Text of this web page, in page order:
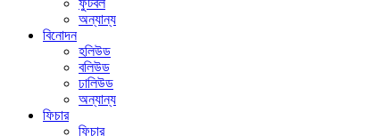
ফুটবল
অন্যান্য
বিনোদন
হলিউড
বলিউড
ঢালিউড
অন্যান্য
ফিচার
ফিচার